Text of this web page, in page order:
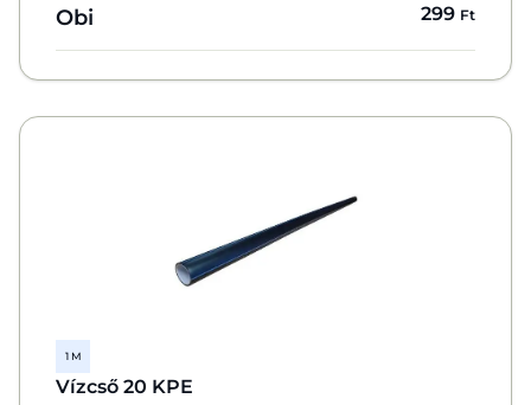
Obi 299 Ft
1 M
Vízcső 20 KPE